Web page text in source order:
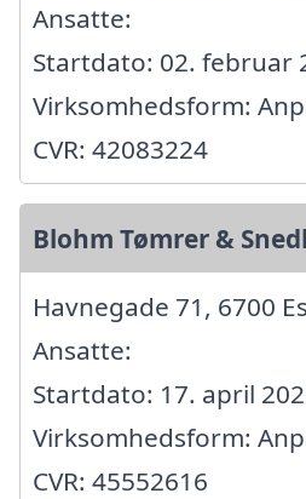
Ansatte:
Startdato: 02. februar
Virksomhedsform:
CVR: 42083224
Blohm Tømrer &
Havnegade 71, 6700
Ansatte:
Startdato: 17. april
Virksomhedsform:
CVR: 45552616